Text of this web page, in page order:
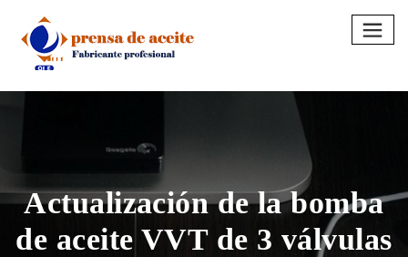
content
Actualización de la bomba
de aceite VVT de 3 válvulas